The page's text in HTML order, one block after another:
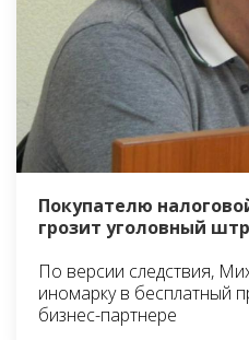
Покупателю
грозит уголовный
По версии следствия,
иномарку в бесплатный
бизнес-партнере